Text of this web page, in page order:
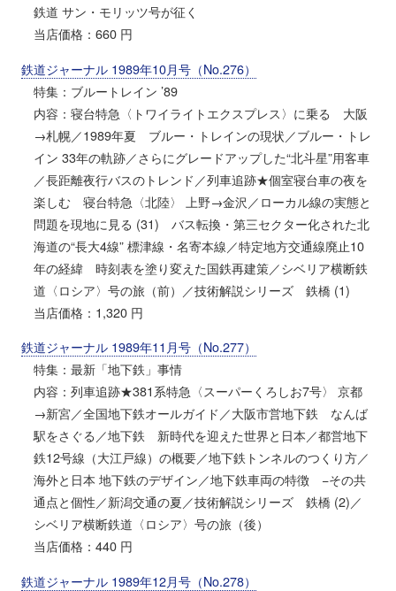
鉄道 サン・モリッツ号が征く
当店価格：660 円
鉄道ジャーナル 1989年10月号（No.276）
特集：ブルートレイン ’89
内容：寝台特急〈トワイライトエクスプレス〉に乗る 大阪
→札幌／1989年夏 ブルー・トレインの現状／ブルー・トレ
イン 33年の軌跡／さらにグレードアップした“北斗星”用客車
／長距離夜行バスのトレンド／列車追跡★個室寝台車の夜を
楽しむ 寝台特急〈北陸〉 上野→金沢／ローカル線の実態と
問題を現地に見る (31) バス転換・第三セクター化された北
海道の“長大4線” 標津線・名寄本線／特定地方交通線廃止10
年の経緯 時刻表を塗り変えた国鉄再建策／シベリア横断鉄
道〈ロシア〉号の旅（前）／技術解説シリーズ 鉄橋 (1)
当店価格：1,320 円
鉄道ジャーナル 1989年11月号（No.277）
特集：最新「地下鉄」事情
内容：列車追跡★381系特急〈スーパーくろしお7号〉 京都
→新宮／全国地下鉄オールガイド／大阪市営地下鉄 なんば
駅をさぐる／地下鉄 新時代を迎えた世界と日本／都営地下
鉄12号線（大江戸線）の概要／地下鉄トンネルのつくり方／
海外と日本 地下鉄のデザイン／地下鉄車両の特徴 −その共
通点と個性／新潟交通の夏／技術解説シリーズ 鉄橋 (2)／
シベリア横断鉄道〈ロシア〉号の旅（後）
当店価格：440 円
鉄道ジャーナル 1989年12月号（No.278）